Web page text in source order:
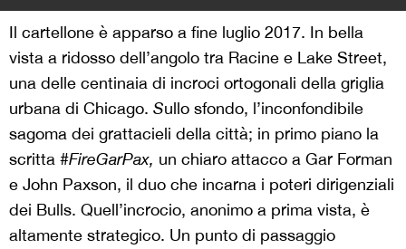
Il cartellone è apparso a fine luglio 2017. In bella
vista a ridosso dell’angolo tra Racine e Lake Street,
una delle centinaia di incroci ortogonali della griglia
urbana di Chicago. Sullo sfondo, l’inconfondibile
sagoma dei grattacieli della città; in primo piano la
scritta #FireGarPax, un chiaro attacco a Gar Forman
e John Paxson, il duo che incarna i poteri dirigenziali
dei Bulls. Quell’incrocio, anonimo a prima vista, è
altamente strategico. Un punto di passaggio